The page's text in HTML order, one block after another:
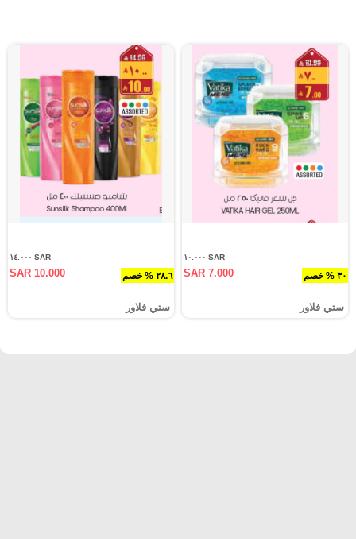
٣٠ % خصم
SAR ١٠.٠٠٠
SAR 7.000
ستي فلاور
٢٨.٦ % خصم
SAR ١٤.٠٠٠
SAR 10.000
ستي فلاور